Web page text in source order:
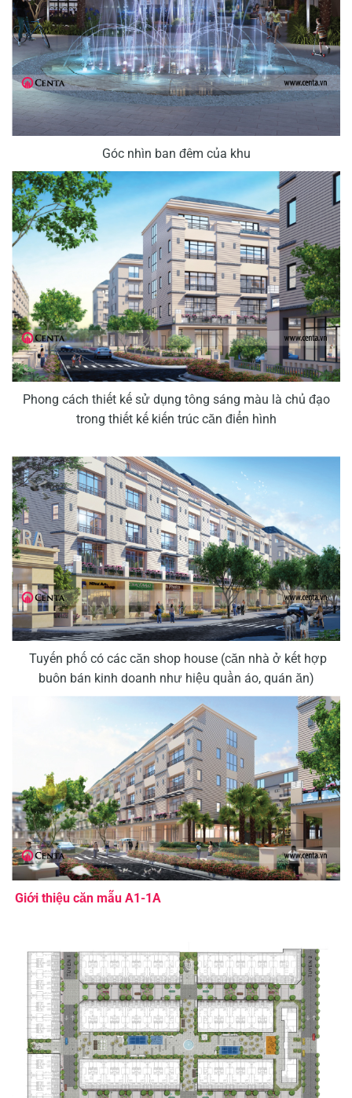
Góc nhìn ban đêm của khu
Phong cách thiết kế sử dụng tông sáng màu là chủ đạo
trong thiết kế kiến trúc căn điển hình
Tuyến phố có các căn shop house (căn nhà ở kết hợp
buôn bán kinh doanh như hiệu quần áo, quán ăn)
Giới thiệu căn mẫu A1-1A